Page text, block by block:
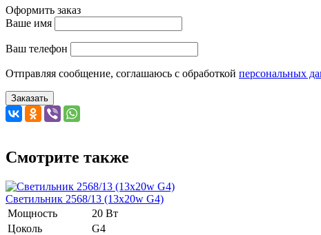
Оформить заказ
Ваше имя
Ваш телефон
Отправляя сообщение, соглашаюсь с обработкой персональных
Заказать
Смотрите также
Светильник 2568/13 (13х20w G4)
Мощность
20 Вт
Цоколь
G4